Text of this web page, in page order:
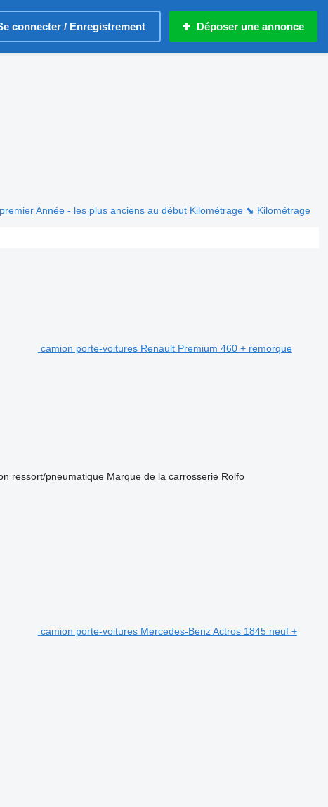
connecter / Enregistrement Déposer une annonce
Année - les plus anciens au début Kilométrage ⬊ Kilométrage
camion porte-voitures Renault Premium 460 + remorque
ressort/pneumatique Marque de la carrosserie Rolfo
camion porte-voitures Mercedes-Benz Actros 1845 neuf +